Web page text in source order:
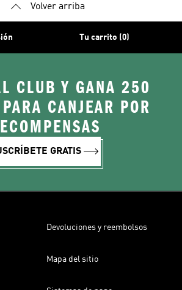
Volver arriba
Tu carrito (0)
CLUB Y GANA 250
CANJEAR POR
GRATIS
Devoluciones y reembolsos
Mapa del sitio